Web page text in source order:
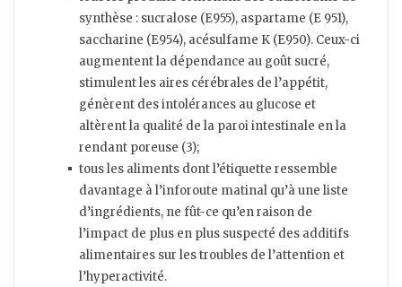
synthèse : sucralose (E955), aspartame (E 951),
saccharine (E954), acésulfame K (E950). Ceux-ci
augmentent la dépendance au goût sucré,
stimulent les aires cérébrales de l’appétit,
génèrent des intolérances au glucose et
altèrent la qualité de la paroi intestinale en la
rendant poreuse (3);
tous les aliments dont l’étiquette ressemble
davantage à l’inforoute matinal qu’à une liste
d’ingrédients, ne fût-ce qu’en raison de
l’impact de plus en plus suspecté des additifs
alimentaires sur les troubles de l’attention et
l’hyperactivité.